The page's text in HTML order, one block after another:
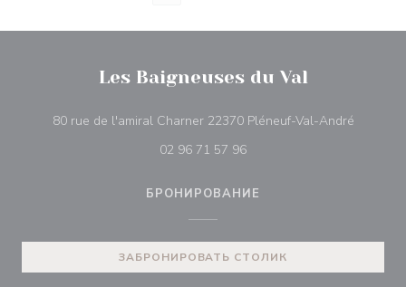
Les Baigneuses du Val
80 rue de l'amiral Charner 22370 Pléneuf-Val-André
02 96 71 57 96
БРОНИРОВАНИЕ
ЗАБРОНИРОВАТЬ СТОЛИК